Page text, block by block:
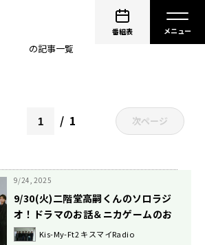
番組表
の記事一覧
1 次ページ
9/24, 2025
9/30(火)二階堂高嗣くんのソロラジ
オ！ドラマのお話＆ニカゲームのお
話！ Kis-My-Ft2 キスマイRadio